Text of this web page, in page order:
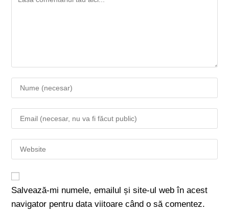
Salvează-mi numele, emailul și site-ul web în acest
navigator pentru data viitoare când o să comentez.